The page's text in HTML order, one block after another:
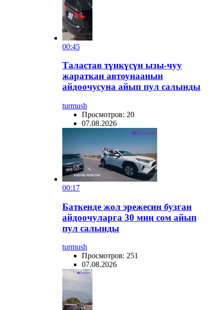
00:45
Таластав түнкүсүн ызы-чуу
жараткан автоунаанын
айдоочусуна айып пул салынды
turmush
Просмотров: 20
07.08.2026
00:17
Баткенде жол эрежесин бузган
айдоочуларга 30 миң сом айып
пул салынды
turmush
Просмотров: 251
07.08.2026